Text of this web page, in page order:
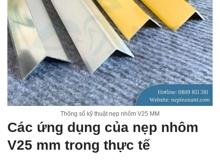
Thông số kỹ thuật nẹp nhôm V25 MM
Các ứng dụng của nẹp nhôm
V25 mm trong thực tế